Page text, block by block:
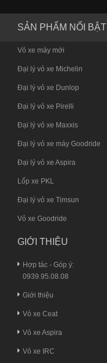
SẢN PHẨM NỔI BẬT
Vỏ xe máy mới
Đại lý vỏ xe Michelin
Đại lý vỏ xe Dunlop
Đại lý vỏ xe Pirelli
Đại lý vỏ xe Maxxis
Đại lý vỏ xe máy Goodride
Đại lý vỏ xe Aspira
Lốp xe PKL
Đại lý vỏ xe Timsun
Vỏ xe Goodride
GIỚI THIỆU
Hợp tác - Góp ý:
0939.95.08.08
Giới thiệu
Vỏ xe Ceat
Vỏ xe Aspira
Vỏ xe IRC